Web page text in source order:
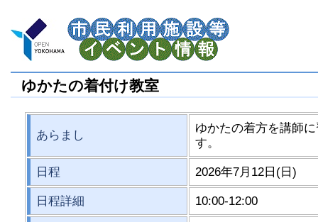
ゆかたの着付け教室
あらまし
ゆかたの着方を講師
す。
日程 2026年7月12日(日)
日程詳細 10:00-12:00